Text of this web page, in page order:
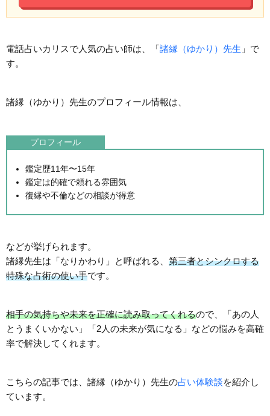
電話占いカリスで人気の占い師は、「諸縁（ゆかり）先生 」で
す。
諸縁（ゆかり）先生のプロフィール情報は、
プロフィール
鑑定歴11年〜15年
鑑定は的確で頼れる雰囲気
復縁や不倫などの相談が得意
などが挙げられます。
諸縁先生は「なりかわり」と呼ばれる、 第三者とシンクロする
特殊な占術の使い手です。
相手の気持ちや未来を正確に読み取ってくれるので、「あの人
とうまくいかない」「2人の未来が気になる」などの悩みを高確
率で解決してくれます。
こちらの記事では、諸縁（ゆかり）先生の占い体験談を紹介し
ています。